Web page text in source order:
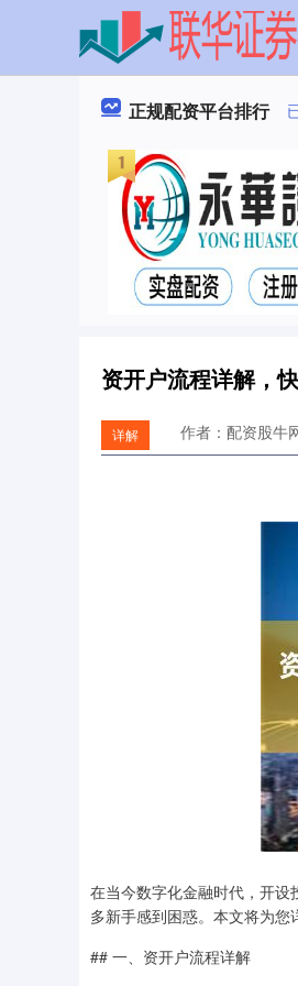
正规配资平台排行
资开户流程详解，
详解 作者：配资股牛
在当今数字化金融时代，开
多新手感到困惑。本文将为您
## 一、资开户流程详解